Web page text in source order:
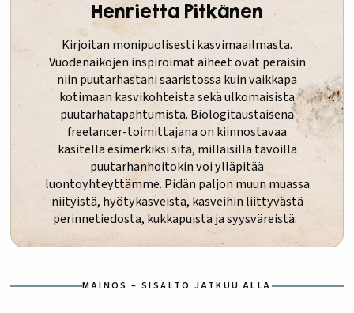
Henrietta Pitkänen
Kirjoitan monipuolisesti kasvimaailmasta.
Vuodenaikojen inspiroimat aiheet ovat peräisin
niin puutarhastani saaristossa kuin vaikkapa
kotimaan kasvikohteista sekä ulkomaisista
puutarhatapahtumista. Biologitaustaisena
freelancer-toimittajana on kiinnostavaa
käsitellä esimerkiksi sitä, millaisilla tavoilla
puutarhanhoitokin voi ylläpitää
luontoyhteyttämme. Pidän paljon muun muassa
niityistä, hyötykasveista, kasveihin liittyvästä
perinnetiedosta, kukkapuista ja syysväreistä.
MAINOS – SISÄLTÖ JATKUU ALLA